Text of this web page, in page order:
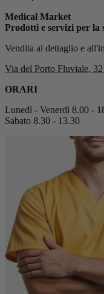
Medical Market
Prodotti e servizi per la
Vendita al dettaglio e
Via del Porto Fluviale,
ORARI
Lunedì - Venerdì 8.00 -
Sabato 8.30 - 13.30